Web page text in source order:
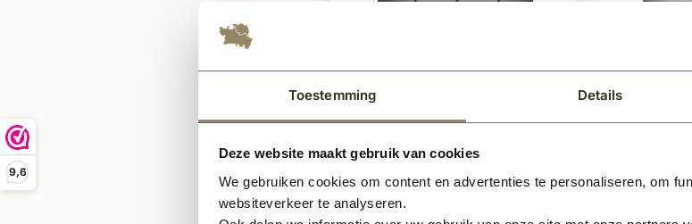
Toestemming Details
Deze website maakt gebruik van cookies
We gebruiken cookies om content en advertenties te personaliseren, om
websiteverkeer te analyseren.
9,6
Metaal Design Stalen
pui met dubbele
schuifdeur
Roedeverdeling naar
Dubbele schuifdeur
greepmogelijkheden
Metaal
Naar